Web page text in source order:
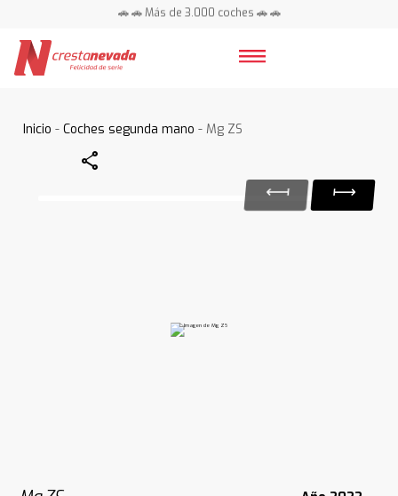
🚗 🚗 Más de 3.000 coches 🚗 🚗
Inicio -Coches segunda mano - Mg ZS
Share